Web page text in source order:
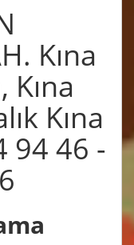
Kına
Kına
94 46 -